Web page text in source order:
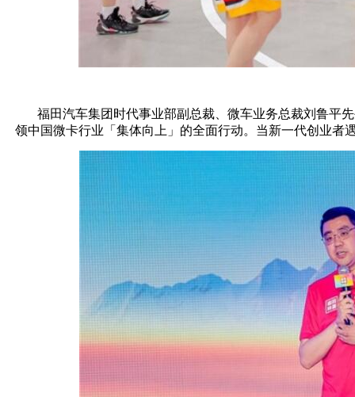
福田汽车集团时代事业部副总裁、微车业务总裁刘鲁平
领中国微卡行业「集体向上」的全面行动。当新一代创业者